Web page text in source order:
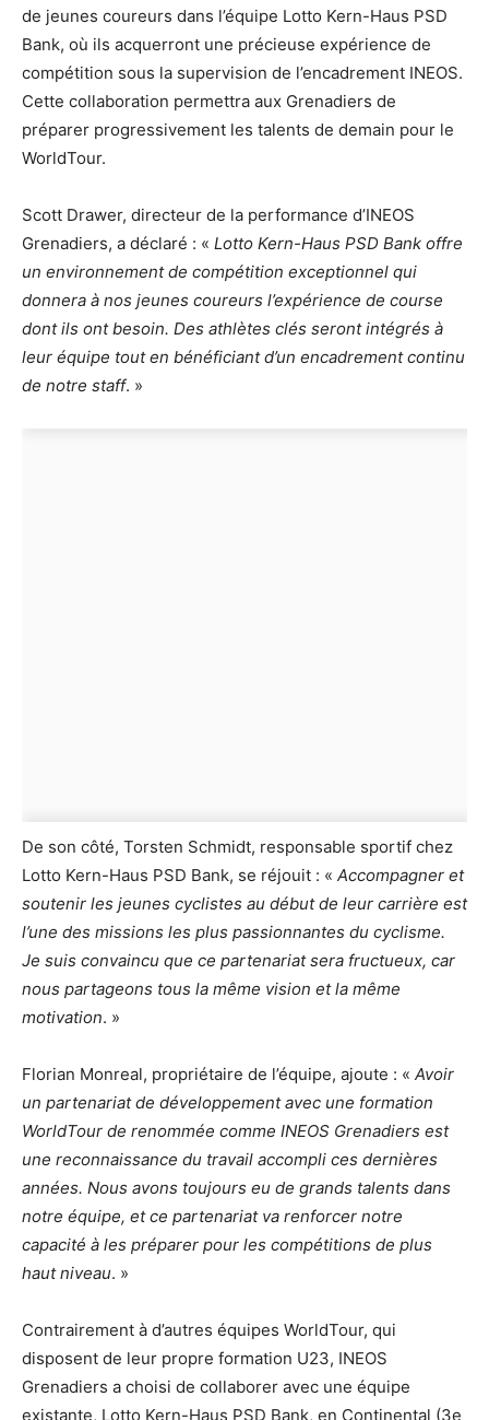
de jeunes coureurs dans l’équipe Lotto Kern-Haus PSD
Bank, où ils acquerront une précieuse expérience de
compétition sous la supervision de l’encadrement INEOS.
Cette collaboration permettra aux Grenadiers de
préparer progressivement les talents de demain pour le
WorldTour.
Scott Drawer, directeur de la performance d’INEOS
Grenadiers, a déclaré : « Lotto Kern-Haus PSD Bank offre
un environnement de compétition exceptionnel qui
donnera à nos jeunes coureurs l’expérience de course
dont ils ont besoin. Des athlètes clés seront intégrés à
leur équipe tout en bénéficiant d’un encadrement continu
de notre staff. »
De son côté, Torsten Schmidt, responsable sportif chez
Lotto Kern-Haus PSD Bank, se réjouit : « Accompagner et
soutenir les jeunes cyclistes au début de leur carrière est
l’une des missions les plus passionnantes du cyclisme.
Je suis convaincu que ce partenariat sera fructueux, car
nous partageons tous la même vision et la même
motivation. »
Florian Monreal, propriétaire de l’équipe, ajoute : « Avoir
un partenariat de développement avec une formation
WorldTour de renommée comme INEOS Grenadiers est
une reconnaissance du travail accompli ces dernières
années. Nous avons toujours eu de grands talents dans
notre équipe, et ce partenariat va renforcer notre
capacité à les préparer pour les compétitions de plus
haut niveau. »
Contrairement à d’autres équipes WorldTour, qui
disposent de leur propre formation U23, INEOS
Grenadiers a choisi de collaborer avec une équipe
existante, Lotto Kern-Haus PSD Bank, en Continental (3e